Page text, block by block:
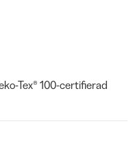
Tex® 100-certifierad